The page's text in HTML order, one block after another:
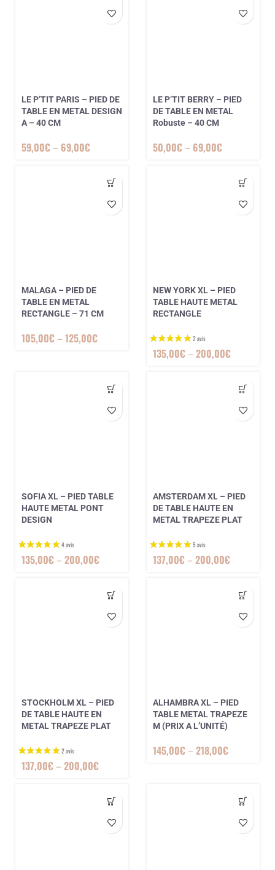
2 avis
LE P’TIT PARIS – PIED DE
TABLE EN METAL DESIGN
A – 40 CM
59,00€– 69,00€
LE P’TIT BERRY – PIED
DE TABLE EN METAL
Robuste – 40 CM
50,00€– 69,00€
MALAGA – PIED DE
TABLE EN METAL
RECTANGLE – 71 CM
105,00€–125,00€
NEW YORK XL – PIED
TABLE HAUTE METAL
RECTANGLE
135,00€–200,00€
SOFIA XL – PIED TABLE
HAUTE METAL PONT
DESIGN
135,00€–200,00€
AMSTERDAM XL – PIED
DE TABLE HAUTE EN
METAL TRAPEZE PLAT
137,00€–200,00€
STOCKHOLM XL – PIED
DE TABLE HAUTE EN
METAL TRAPEZE PLAT
137,00€–200,00€
ALHAMBRA XL – PIED
TABLE METAL TRAPEZE
M (PRIX A L’UNITÉ)
145,00€–218,00€